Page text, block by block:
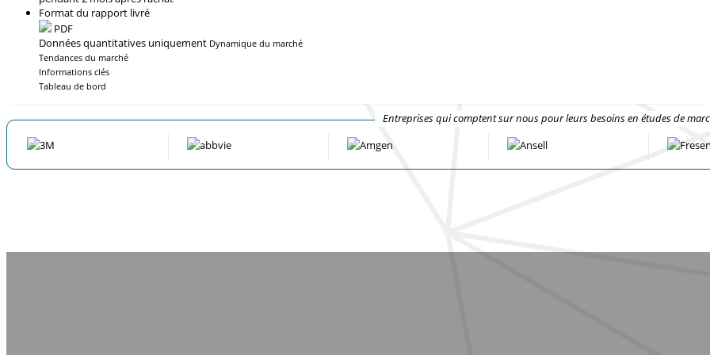
Format du rapport livré
PDF
Données quantitatives uniquement Dynamique du marché
Tendances du marché
Informations clés
Tableau de bord
Entreprises qui comptent sur nous pour leurs besoins en études de